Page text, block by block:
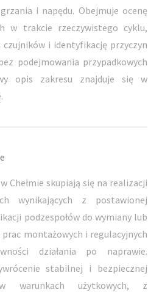
i napędu. Obejmuje ocenę
w trakcie rzeczywistego cyklu,
czujników i identyfikację przyczyn
podejmowania przypadkowych
opis zakresu znajduje się w
.
Chełmie skupiają się na realizacji
wynikających z postawionej
podzespołów do wymiany lub
montażowych i regulacyjnych
działania po naprawie.
stabilnej i bezpiecznej
warunkach użytkowych, z